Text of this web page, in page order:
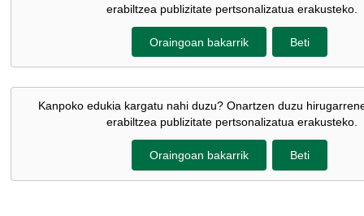
erabiltzea publizitate pertsonalizatua erakusteko.
Oraingoan bakarrik Beti
Kanpoko edukia kargatu nahi duzu? Onartzen duzu
erabiltzea publizitate pertsonalizatua erakusteko.
Oraingoan bakarrik Beti